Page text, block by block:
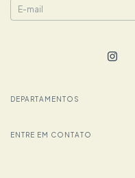
DEPARTAMENTOS
ENTRE EM CONTATO